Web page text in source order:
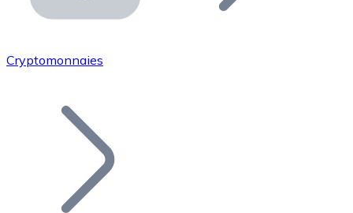
Rejoignez notre réseau de distributeurs et
Ajoutez le token de votre projet à notre service
Cryptomonnaies